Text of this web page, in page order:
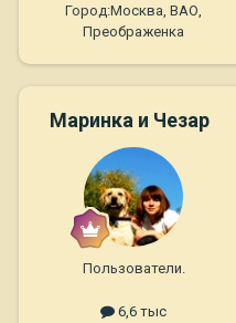
Город:Москва, ВАО,
Преображенка
Маринка и Чезар
Пользователи.
6,6 тыс